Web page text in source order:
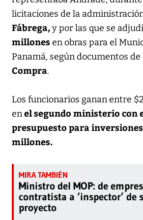
licitaciones de la
Fábrega,y por las que se
millonesen obras para el
Panamá, según documentos de
Compra.
Los funcionarios ganan entre
enel segundo ministerio con
presupuesto para
millones.
Ministro del MOP: de
contratista a ‘inspector’ de
proyecto